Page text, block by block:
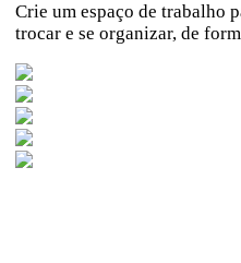
Crie um espaço de trabalho
trocar e se organizar, de